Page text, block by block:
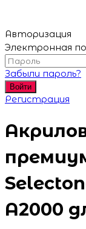
Авторизация
Электронная
Забыли пароль?
Войти
Регистрация
A2000